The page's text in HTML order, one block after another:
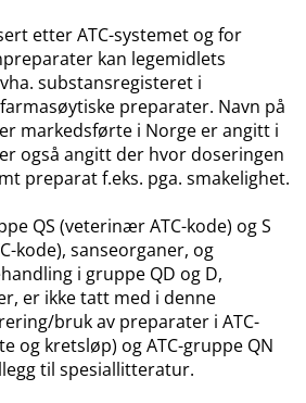
etter ATC-systemet og for
kan legemidlets
substansregisteret i
preparater. Navn på
markedsførte i Norge er angitt i
også angitt der hvor doseringen
preparat f.eks. pga. smakelighet.
QS (veterinær ATC-kode) og S
kode), sanseorganer, og
i gruppe QD og D,
er ikke tatt med i denne
​bruk av preparater i ATC-
og kretsløp) og ATC-gruppe QN
til spesiallitteratur.